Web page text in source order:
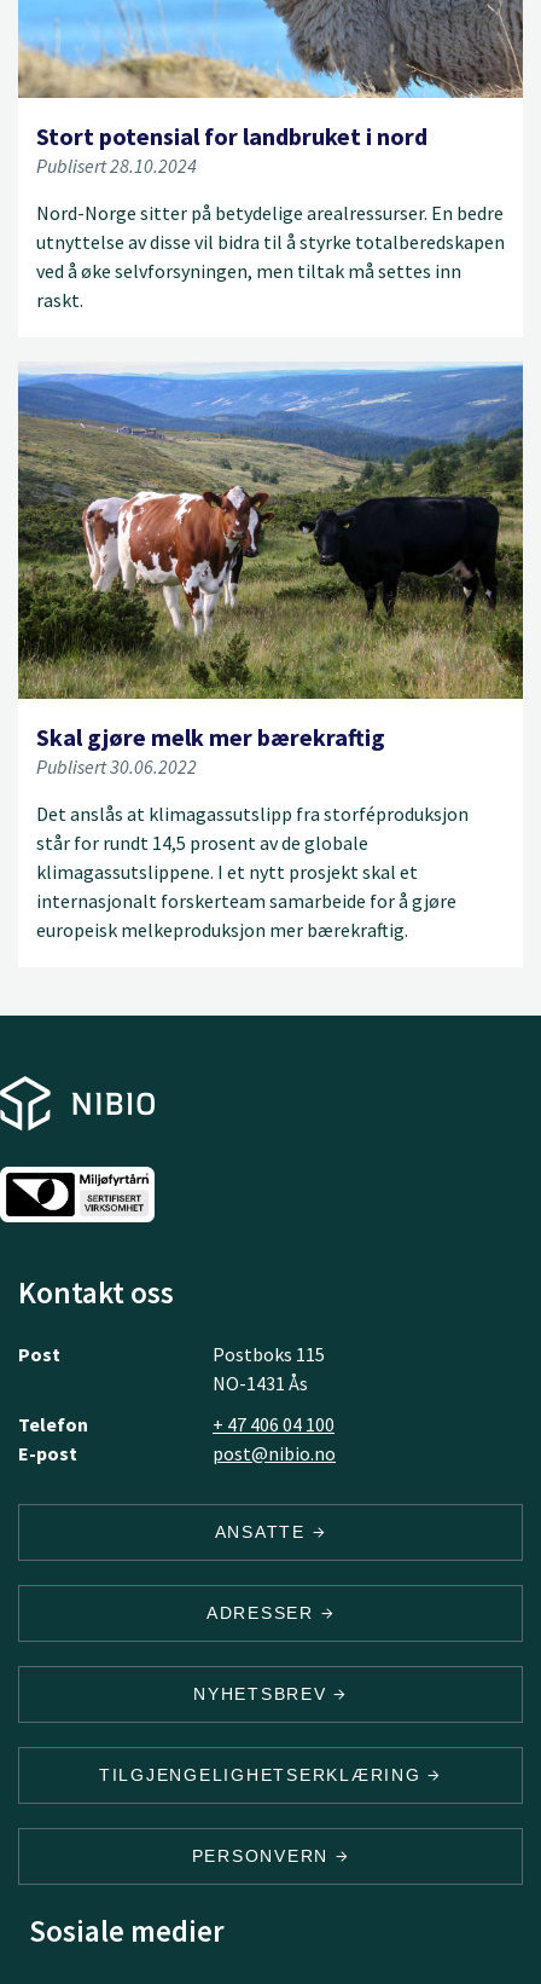
Stort potensial for landbruket i nord
Publisert 28.10.2024
Nord-Norge sitter på betydelige arealressurser. En bedre
utnyttelse av disse vil bidra til å styrke totalberedskapen
ved å øke selvforsyningen, men tiltak må settes inn
raskt.
Skal gjøre melk mer bærekraftig
Publisert 30.06.2022
Det anslås at klimagassutslipp fra storféproduksjon
står for rundt 14,5 prosent av de globale
klimagassutslippene. I et nytt prosjekt skal et
internasjonalt forskerteam samarbeide for å gjøre
europeisk melkeproduksjon mer bærekraftig.
Kontakt oss
Post
Postboks 115
NO-1431 Ås
Telefon
+ 47 406 04 100
E-post
post@nibio.no
ANSATTE
ADRESSER
NYHETSBREV
TILGJENGELIGHETSERKLÆRING
PERSONVERN
Sosiale medier